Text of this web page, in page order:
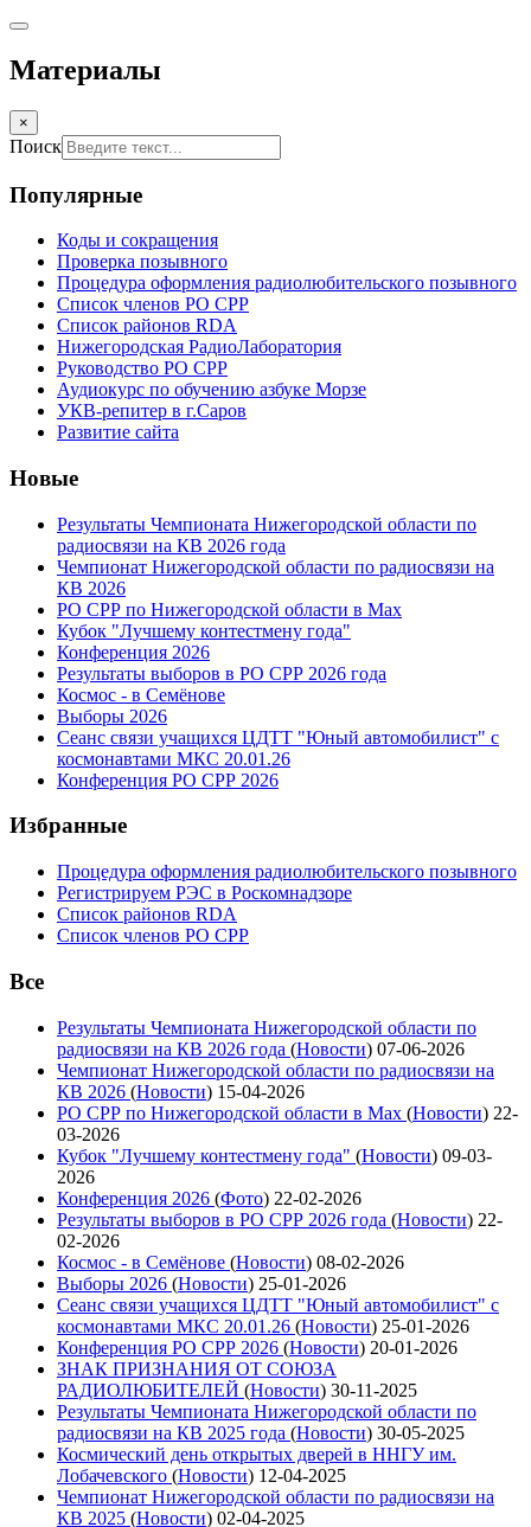
Материалы
×
Поиск
Популярные
Коды и сокращения
Проверка позывного
Процедура оформления радиолюбительского позывного
Список членов РО СРР
Список районов RDA
Нижегородская РадиоЛаборатория
Руководство РО СРР
Аудиокурс по обучению азбуке Морзе
УКВ-репитер в г.Саров
Развитие сайта
Новые
Результаты Чемпионата Нижегородской области по
радиосвязи на КВ 2026 года
Чемпионат Нижегородской области по радиосвязи на
КВ 2026
РО СРР по Нижегородской области в Max
Кубок "Лучшему контестмену года"
Конференция 2026
Результаты выборов в РО СРР 2026 года
Космос - в Семёнове
Выборы 2026
Сеанс связи учащихся ЦДТТ "Юный автомобилист" с
космонавтами МКС 20.01.26
Конференция РО СРР 2026
Избранные
Процедура оформления радиолюбительского позывного
Регистрируем РЭС в Роскомнадзоре
Список районов RDA
Список членов РО СРР
Все
Результаты Чемпионата Нижегородской области по
радиосвязи на КВ 2026 года (Новости) 07-06-2026
Чемпионат Нижегородской области по радиосвязи на
КВ 2026 (Новости) 15-04-2026
РО СРР по Нижегородской области в Max (Новости) 22-
03-2026
Кубок "Лучшему контестмену года" (Новости) 09-03-
2026
Конференция 2026 (Фото) 22-02-2026
Результаты выборов в РО СРР 2026 года (Новости) 22-
02-2026
Космос - в Семёнове (Новости) 08-02-2026
Выборы 2026 (Новости) 25-01-2026
Сеанс связи учащихся ЦДТТ "Юный автомобилист" с
космонавтами МКС 20.01.26 (Новости) 25-01-2026
Конференция РО СРР 2026 (Новости) 20-01-2026
ЗНАК ПРИЗНАНИЯ ОТ СОЮЗА
РАДИОЛЮБИТЕЛЕЙ (Новости) 30-11-2025
Результаты Чемпионата Нижегородской области по
радиосвязи на КВ 2025 года (Новости) 30-05-2025
Космический день открытых дверей в ННГУ им.
Лобачевского (Новости) 12-04-2025
Чемпионат Нижегородской области по радиосвязи на
КВ 2025 (Новости) 02-04-2025